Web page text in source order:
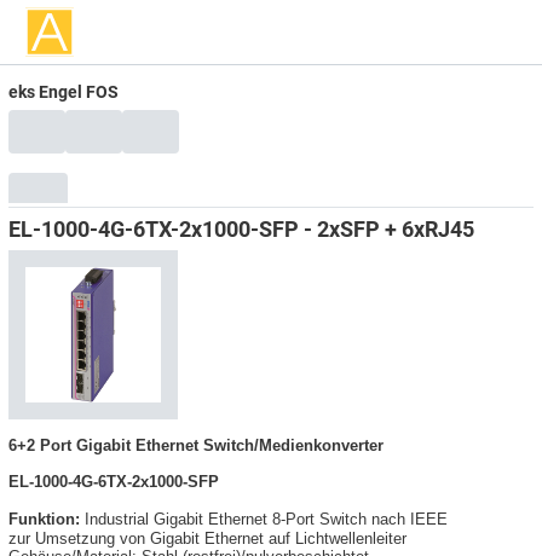
eks Engel FOS
EL-1000-4G-6TX-2x1000-SFP - 2xSFP + 6xRJ45
6+2 Port Gigabit Ethernet Switch/Medienkonverter
EL-1000-4G-6TX-2x1000-SFP
Funktion: Industrial Gigabit Ethernet 8-Port Switch nach IEEE
zur Umsetzung von Gigabit Ethernet auf Lichtwellenleiter